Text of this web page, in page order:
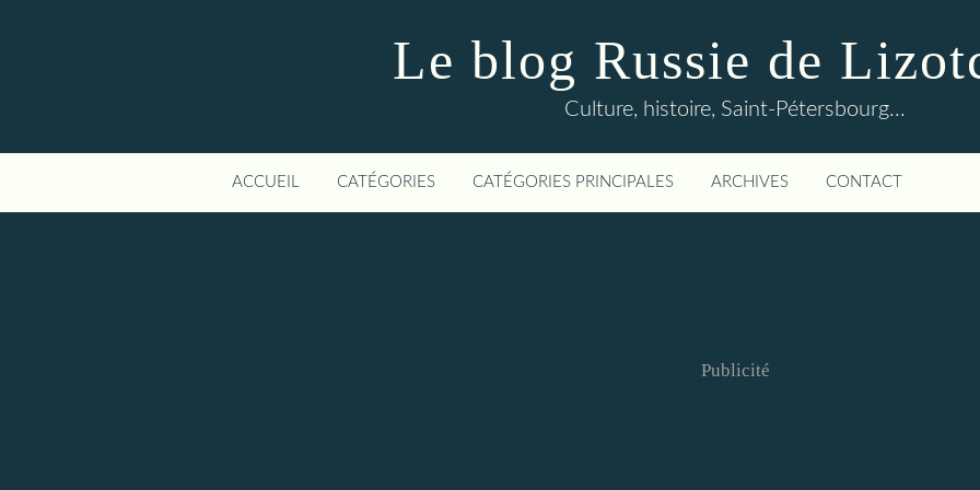
Le blog Russie de
Culture, histoire, Saint-Pétersbourg...
ACCUEIL CATÉGORIES CATÉGORIES PRINCIPALES ARCHIVES CONTACT
Publicité